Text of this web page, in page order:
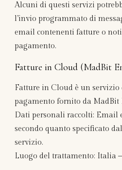
Alcuni di questi servizi
l’invio programmato di
email contenenti fatture o
pagamento.
Fatture in Cloud (MadBit
Fatture in Cloud è un
pagamento fornito da MadBit
Dati personali raccolti: Email
secondo quanto specificato
servizio.
Luogo del trattamento: Italia